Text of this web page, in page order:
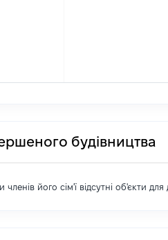
будівництва
його сім'ї відсутні об'єкти